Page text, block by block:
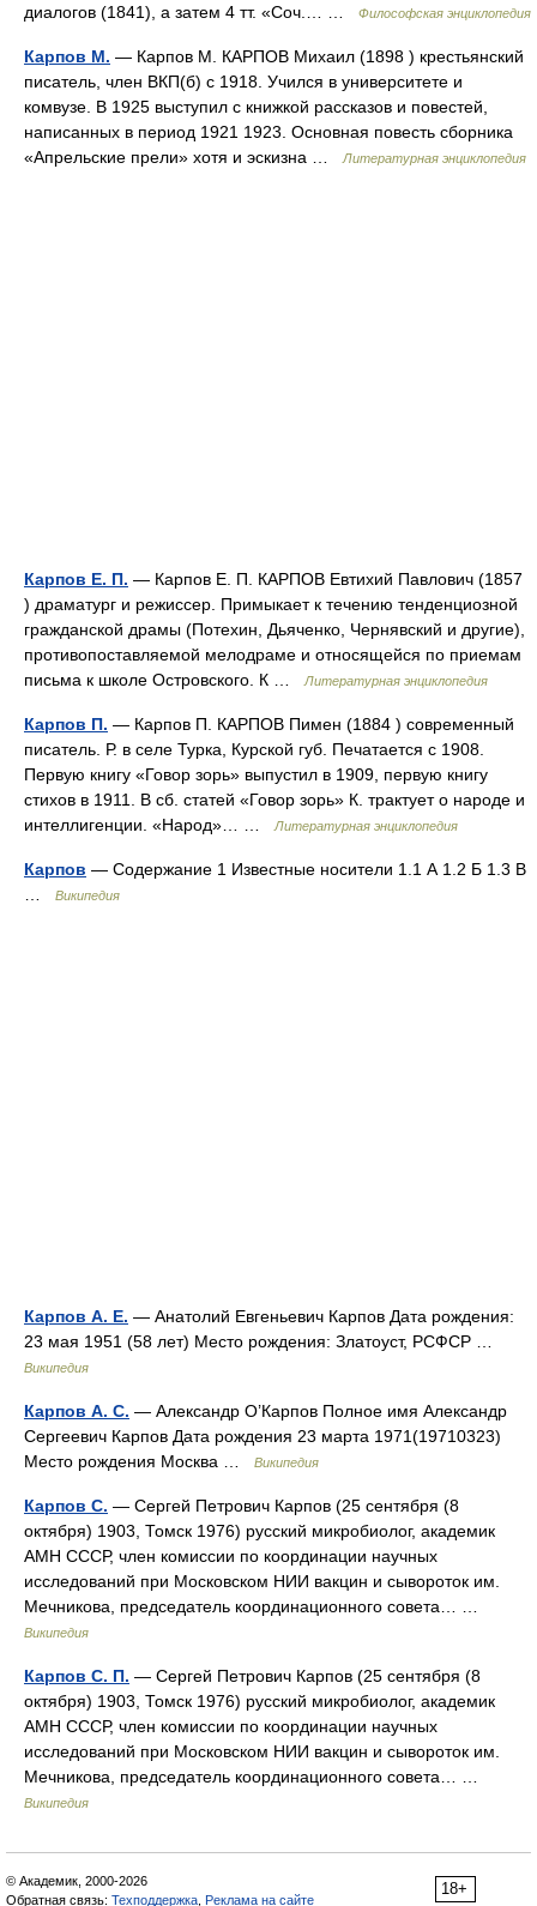
диалогов (1841), а затем 4 тт. «Соч.… …
Философская энциклопедия
Карпов М. — Карпов М. КАРПОВ Михаил (1898 ) крестьянский
писатель, член ВКП(б) с 1918. Учился в университете и
комвузе. В 1925 выступил с книжкой рассказов и повестей,
написанных в период 1921 1923. Основная повесть сборника
«Апрельские прели» хотя и эскизна …
Литературная энциклопедия
Карпов Е. П. — Карпов Е. П. КАРПОВ Евтихий Павлович (1857
) драматург и режиссер. Примыкает к течению тенденциозной
гражданской драмы (Потехин, Дьяченко, Чернявский и другие),
противопоставляемой мелодраме и относящейся по приемам
письма к школе Островского. К …
Литературная энциклопедия
Карпов П. — Карпов П. КАРПОВ Пимен (1884 ) современный
писатель. Р. в селе Турка, Курской губ. Печатается с 1908.
Первую книгу «Говор зорь» выпустил в 1909, первую книгу
стихов в 1911. В сб. статей «Говор зорь» К. трактует о народе и
интеллигенции. «Народ»… …
Литературная энциклопедия
Карпов — Содержание 1 Известные носители 1.1 А 1.2 Б 1.3 В
Википедия
Карпов А. Е. — Анатолий Евгеньевич Карпов Дата рождения:
23 мая 1951 (58 лет) Место рождения: Златоуст, РСФСР …
Википедия
Карпов А. С. — Александр О’Карпов Полное имя Александр
Сергеевич Карпов Дата рождения 23 марта 1971(19710323)
Место рождения Москва …
Википедия
Карпов С. — Сергей Петрович Карпов (25 сентября (8
октября) 1903, Томск 1976) русский микробиолог, академик
АМН СССР, член комиссии по координации научных
исследований при Московском НИИ вакцин и сывороток им.
Мечникова, председатель координационного совета… …
Википедия
Карпов С. П. — Сергей Петрович Карпов (25 сентября (8
октября) 1903, Томск 1976) русский микробиолог, академик
АМН СССР, член комиссии по координации научных
исследований при Московском НИИ вакцин и сывороток им.
Мечникова, председатель координационного совета… …
Википедия
18+
© Академик, 2000-2026
Обратная связь: Техподдержка Реклама на сайте